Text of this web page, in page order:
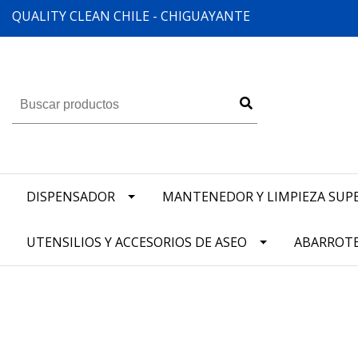
QUALITY CLEAN CHILE - CHIGUAYANTE
DISPENSADOR MANTENEDOR Y LIMPIEZA
UTENSILIOS Y ACCESORIOS DE ASEO